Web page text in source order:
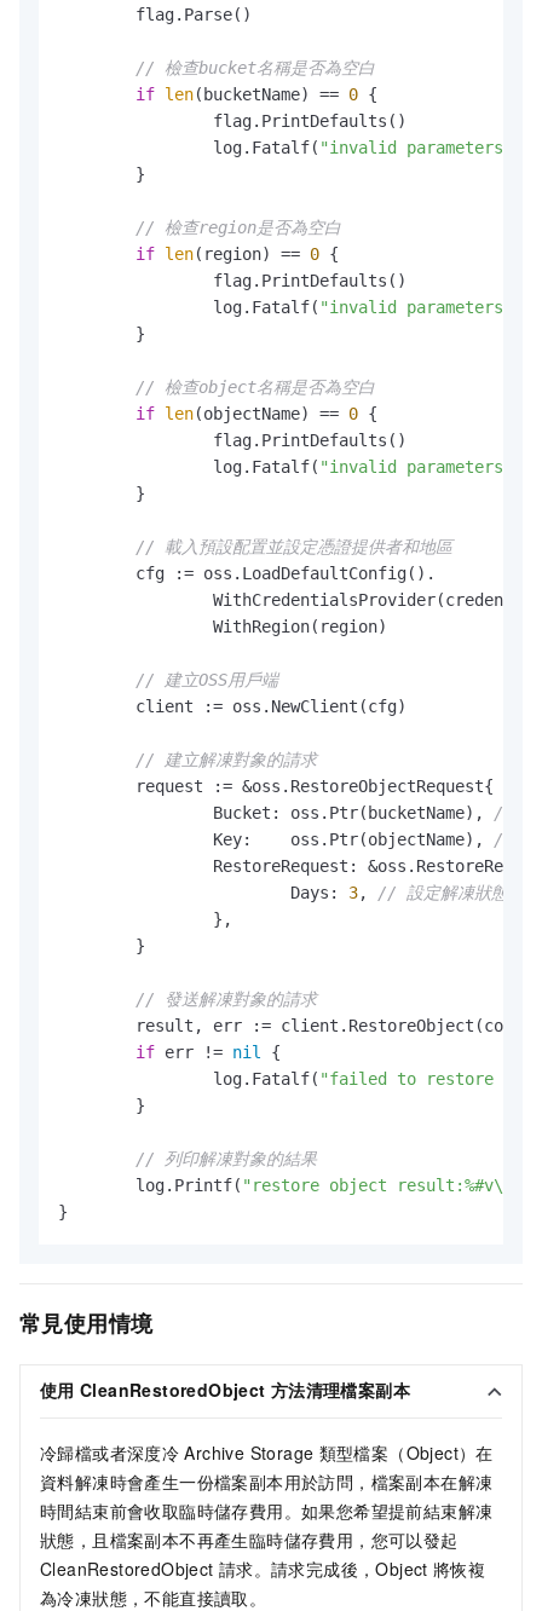
// 檢查bucket名稱是否為空白
if len(bucketName) == 0 {
		log.Fatalf(
"invalid parameters,
// 檢查region是否為空白
if len(region) == 0 {
		log.Fatalf(
"invalid parameters,
// 檢查object名稱是否為空白
if len(objectName) == 0 {
		log.Fatalf(
"invalid parameters,
// 載入預設配置並設定憑證提供者和地區
// 建立OSS用戶端
// 建立解凍對象的請求
		Bucket: oss.Ptr(bucketName),
// 儲
		Key:    oss.Ptr(objectName),
// 對
			Days:
3, // 設定解凍狀態的
// 發送解凍對象的請求
if err != nil {
		log.Fatalf(
"failed to restore
// 列印解凍對象的結果
	log.Printf(
"restore object result:%#v\n"
常見使用情境
使用 CleanRestoredObject 方法清理檔案副本
冷歸檔或者深度冷 Archive Storage 類型檔案（Object）在
資料解凍時會產生一份檔案副本用於訪問，檔案副本在解凍
時間結束前會收取臨時儲存費用。如果您希望提前結束解凍
狀態，且檔案副本不再產生臨時儲存費用，您可以發起
CleanRestoredObject 請求。請求完成後，Object 將恢複
為冷凍狀態，不能直接讀取。